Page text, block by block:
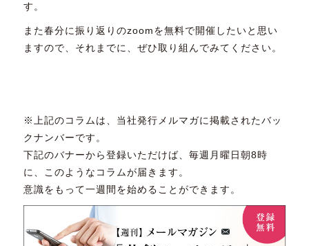
す。
また春分に振り返りのzoomを無料で開催したいと思い
ますので、それまでに、ぜひ取り組んでみてください。
※上記のコラムは、当社発行メルマガに掲載されたバッ
クナンバーです。
下記のバナーから登録いただけば、毎週月曜日朝8時
に、このようなコラムが届きます。
意識をもって一週間を始めることができます。